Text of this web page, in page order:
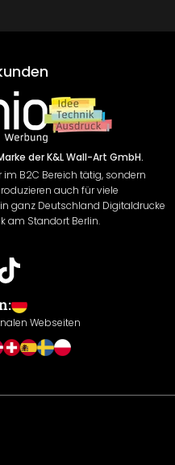
der K&L Wall-Art GmbH.
B2C Bereich tätig, sondern
auch für viele
ganz Deutschland Digitaldrucke
am Standort Berlin.
Webseiten